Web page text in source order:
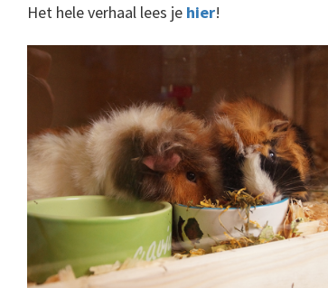
Het hele verhaal lees je hier!